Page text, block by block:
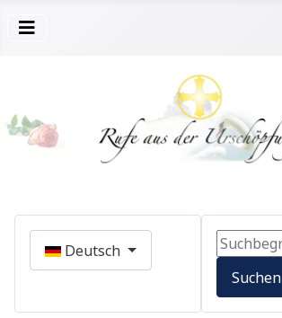
Deutsch
Search ...
Suchen